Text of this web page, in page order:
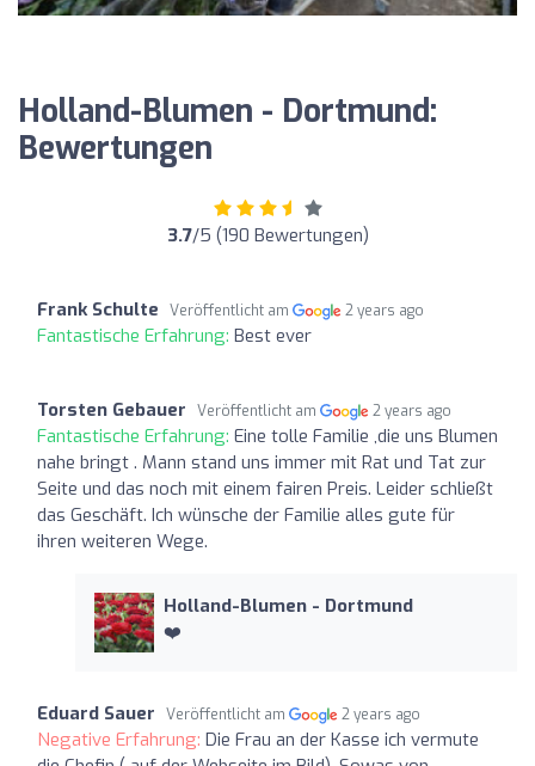
Holland-Blumen - Dortmund:
Bewertungen
3.7/5 (190 Bewertungen)
Frank Schulte Veröffentlicht am 2 years ago
Fantastische Erfahrung: Best ever
Torsten Gebauer Veröffentlicht am 2 years ago
Fantastische Erfahrung: Eine tolle Familie ,die uns Blumen
nahe bringt . Mann stand uns immer mit Rat und Tat zur
Seite und das noch mit einem fairen Preis. Leider schließt
das Geschäft. Ich wünsche der Familie alles gute für
ihren weiteren Wege.
Holland-Blumen - Dortmund
❤️
Eduard Sauer Veröffentlicht am 2 years ago
Negative Erfahrung: Die Frau an der Kasse ich vermute